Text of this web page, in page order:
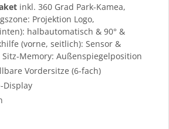
inkl. 360 Grad Park-Kamea,
Projektion Logo,
halbautomatisch & 90° &
(vorne, seitlich): Sensor &
Memory: Außenspiegelposition
Vordersitze (6-fach)
Display